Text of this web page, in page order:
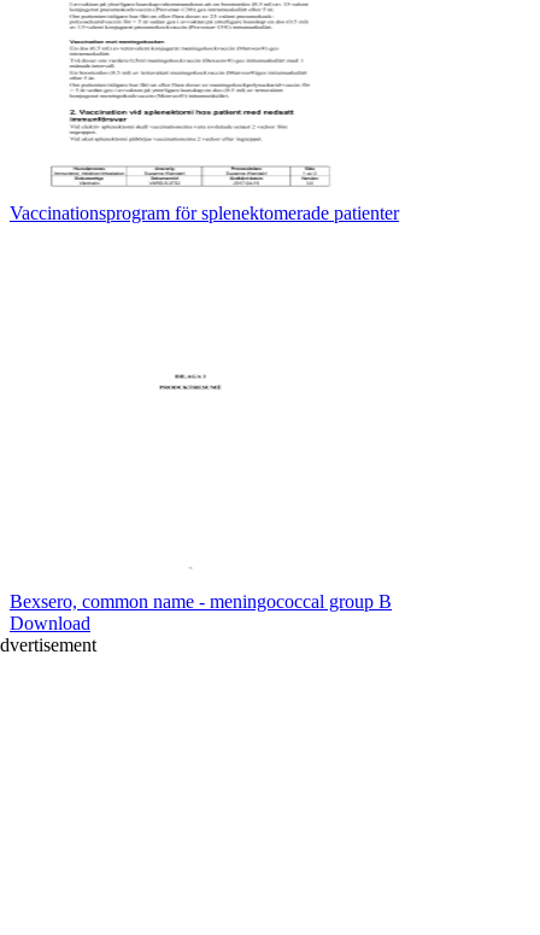
Vaccinationsprogram för splenektomerade patienter
Bexsero, common name - meningococcal group B
Download